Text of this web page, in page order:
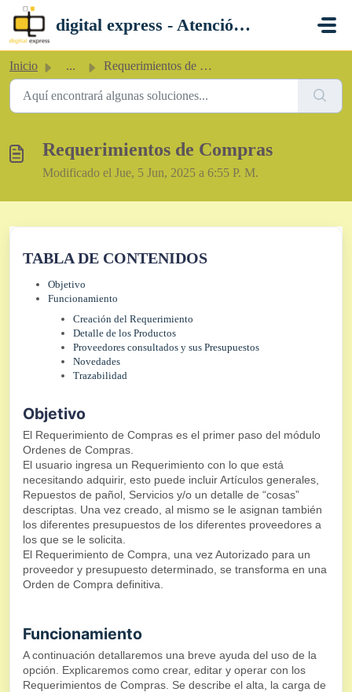
Saltar al contenido principal
digital express - Atención al Cliente
Inicio ... Requerimientos de Compras
Requerimientos de Compras
Modificado el Jue, 5 Jun, 2025 a 6:55 P. M.
TABLA DE CONTENIDOS
Objetivo
Funcionamiento
Creación del Requerimiento
Detalle de los Productos
Proveedores consultados y sus Presupuestos
Novedades
Trazabilidad
Objetivo
El Requerimiento de Compras es el primer paso del módulo
Ordenes de Compras.
El usuario ingresa un Requerimiento con lo que está
necesitando adquirir, esto puede incluir Artículos generales,
Repuestos de pañol, Servicios y/o un detalle de “cosas”
descriptas. Una vez creado, al mismo se le asignan también
los diferentes presupuestos de los diferentes proveedores a
los que se le solicita.
El Requerimiento de Compra, una vez Autorizado para un
proveedor y presupuesto determinado, se transforma en una
Orden de Compra definitiva.
Funcionamiento
A continuación detallaremos una breve ayuda del uso de la
opción. Explicaremos como crear, editar y operar con los
Requerimientos de Compras. Se describe el alta, la carga de